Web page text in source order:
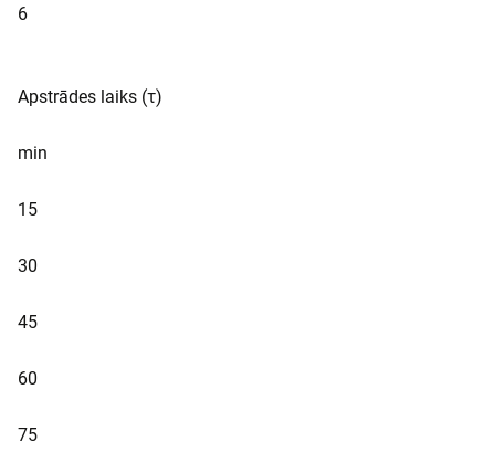
6
Apstrādes laiks (τ)
min
15
30
45
60
75